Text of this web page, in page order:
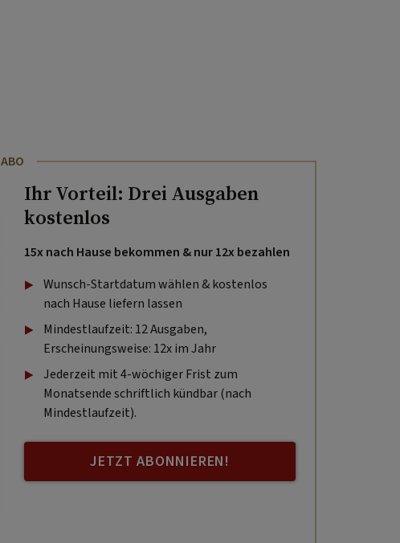
ABO
Ihr Vorteil: Drei Ausgaben
kostenlos
15x nach Hause bekommen & nur 12x bezahlen
Wunsch-Startdatum wählen & kostenlos
nach Hause liefern lassen
Mindestlaufzeit: 12 Ausgaben,
Erscheinungsweise: 12x im Jahr
Jederzeit mit 4-wöchiger Frist zum
Monatsende schriftlich kündbar (nach
Mindestlaufzeit).
JETZT ABONNIEREN!